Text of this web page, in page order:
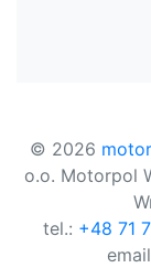
© 2026
o.o. Motorpol
tel.: +48 71